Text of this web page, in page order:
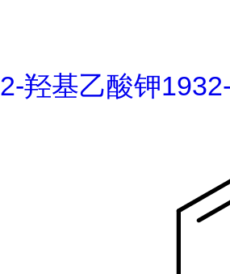
2-羟基乙酸钾